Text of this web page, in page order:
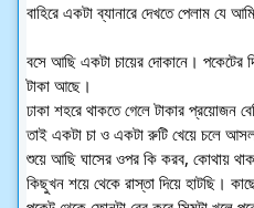
বাহিরে একটা ব্যানারে দেখতে পেলাম যে
বসে আছি একটা চায়ের দোকানে। পকেটের
টাকা আছে।
ঢাকা শহরে থাকতে গেলে টাকার প্রয়োজন
তাই একটা চা ও একটা রুটি খেয়ে চলে
শুয়ে আছি ঘাসের ওপর কি করব, কোথায়
কিছুখন শয়ে থেকে রাস্তা দিয়ে হাটছি।